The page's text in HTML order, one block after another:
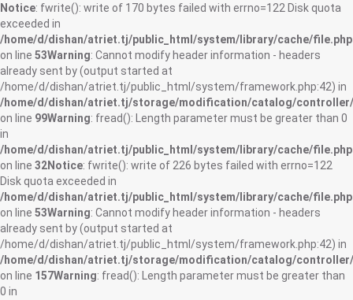
Notice: fwrite(): write of 170 bytes failed with errno=122 Disk quota
exceeded in
/home/d/dishan/atriet.tj/public_html/system/library/cache/file.php
on line 53Warning: Cannot modify header information - headers
already sent by (output started at
/home/d/dishan/atriet.tj/public_html/system/framework.php:42) in
/home/d/dishan/atriet.tj/storage/modification/catalog/
on line 99Warning: fread(): Length parameter must be greater than 0
in
/home/d/dishan/atriet.tj/public_html/system/library/cache/file.php
on line 32Notice: fwrite(): write of 226 bytes failed with errno=122
Disk quota exceeded in
/home/d/dishan/atriet.tj/public_html/system/library/cache/file.php
on line 53Warning: Cannot modify header information - headers
already sent by (output started at
/home/d/dishan/atriet.tj/public_html/system/framework.php:42) in
/home/d/dishan/atriet.tj/storage/modification/catalog/
on line 157Warning: fread(): Length parameter must be greater than
0 in